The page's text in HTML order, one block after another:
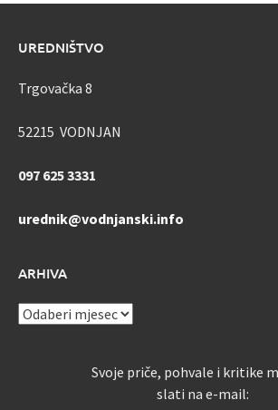
UREDNIŠTVO
Trgovačka 8
52215 VODNJAN
097 625 3331
urednik@vodnjanski.info
ARHIVA
ARHIVA
Svoje priče, pohvale i kritike
slati na e-mail: